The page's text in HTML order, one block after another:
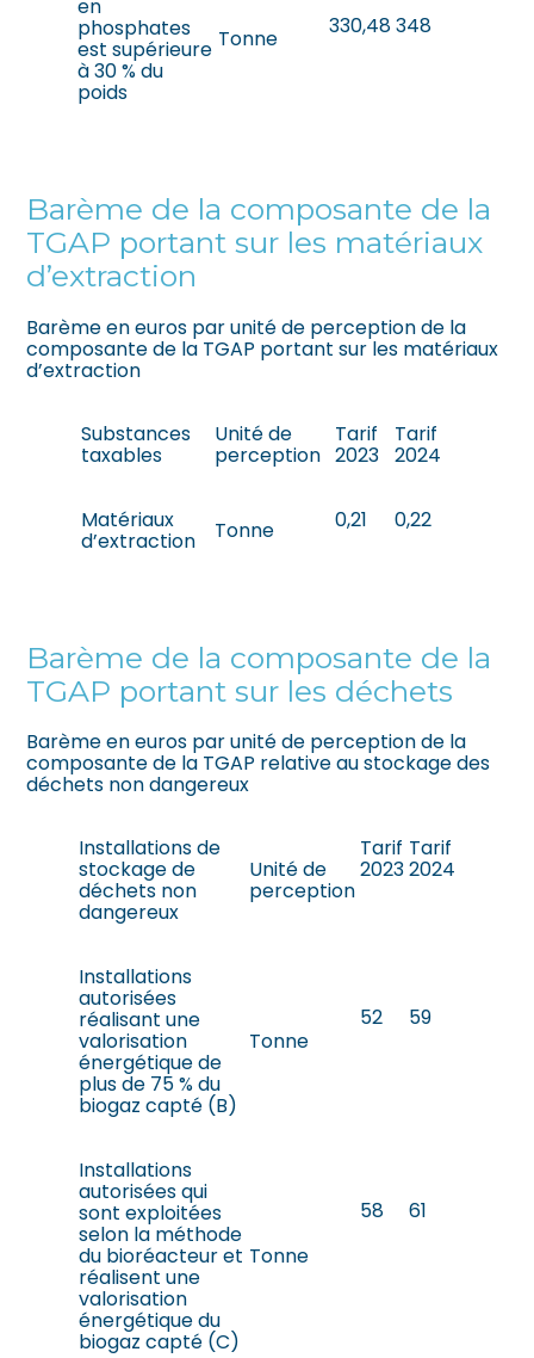
en
phosphates
est supérieure
à 30 % du
poids
Tonne 330,48348
Barème de la composante de la
TGAP portant sur les matériaux
d’extraction
Barème en euros par unité de perception de la
composante de la TGAP portant sur les matériaux
d’extraction
Substances
taxables
Unité de
perception
Tarif
2023
Tarif
2024
Matériaux
d’extraction Tonne 0,21 0,22
Barème de la composante de la
TGAP portant sur les déchets
Barème en euros par unité de perception de la
composante de la TGAP relative au stockage des
déchets non dangereux
Installations de
stockage de
déchets non
dangereux
Unité de
perception
Tarif
2023
Tarif
2024
Installations
autorisées
réalisant une
valorisation
énergétique de
plus de 75 % du
biogaz capté (B)
Tonne
52 59
Installations
autorisées qui
sont exploitées
selon la méthode
du bioréacteur et
réalisent une
valorisation
énergétique du
biogaz capté (C)
Tonne
58 61